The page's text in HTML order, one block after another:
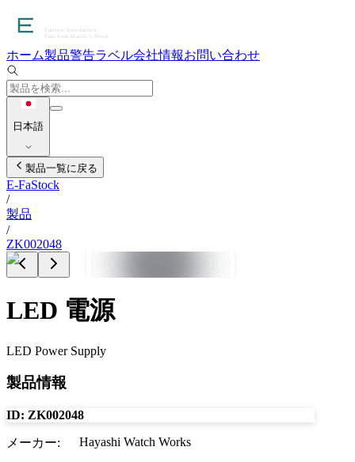
ホーム製品警告ラベル会社情報お問い合わせ
日本語
製品一覧に戻る
E-FaStock
/
製品
/
ZK002048
LED 電源
LED Power Supply
製品情報
ID: ZK002048
メーカー: Hayashi Watch Works